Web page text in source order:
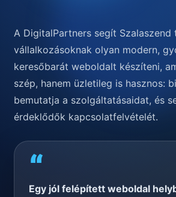
A DigitalPartners segít Szalaszend
vállalkozásoknak olyan modern,
keresőbarát weboldalt készíteni,
szép, hanem üzletileg is hasznos:
bemutatja a szolgáltatásaidat, és
érdeklődők kapcsolatfelvételét.
“
Egy jól felépített weboldal